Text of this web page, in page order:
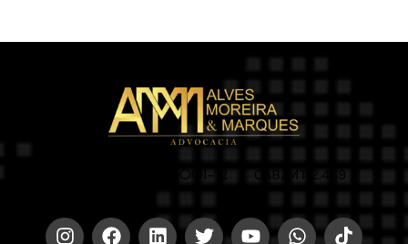
CNPJ 42.579.159/0001-52 | OAB/MT 2.469